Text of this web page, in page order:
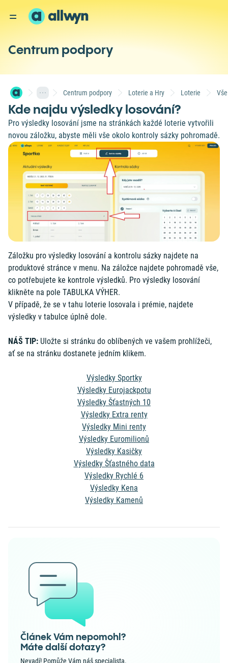
Centrum podpory
Centrum podpory Loterie a Hry Loterie
Kde najdu výsledky losování?
Pro výsledky losování jsme na stránkách každé loterie vytvořili
novou záložku, abyste měli vše okolo kontroly sázky pohromadě.
Záložku pro výsledky losování a kontrolu sázky najdete na
produktové stránce v menu. Na záložce najdete pohromadě vše,
co potřebujete ke kontrole výsledků. Pro výsledky losování
klikněte na pole TABULKA VÝHER.
V případě, že se v tahu loterie losovala i prémie, najdete
výsledky v tabulce úplně dole.
NÁŠ TIP: Uložte si stránku do oblíbených ve vašem prohlížeči,
ať se na stránku dostanete jedním klikem.
Výsledky Sportky
Výsledky Eurojackpotu
Výsledky Šťastných 10
Výsledky Extra renty
Výsledky Mini renty
Výsledky Euromilionů
Výsledky Kasičky
Výsledky Šťastného data
Výsledky Rychlé 6
Výsledky Kena
Výsledky Kamenů
Článek Vám nepomohl?
Máte další dotazy?
Nevadí! Pomůže Vám náš specialista.